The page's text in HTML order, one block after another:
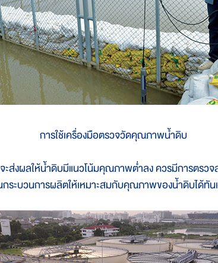
การใช้เครื่องมือตรวจวัดคุณภาพน้ำดิบ
ลให้น้ำดิบมีแนวโน้มคุณภาพต่ำลง ควรมีการตรวจสอ
กระบวนการผลิตให้เหมาะสมกับคุณภาพของน้ำดิบได้ทัน